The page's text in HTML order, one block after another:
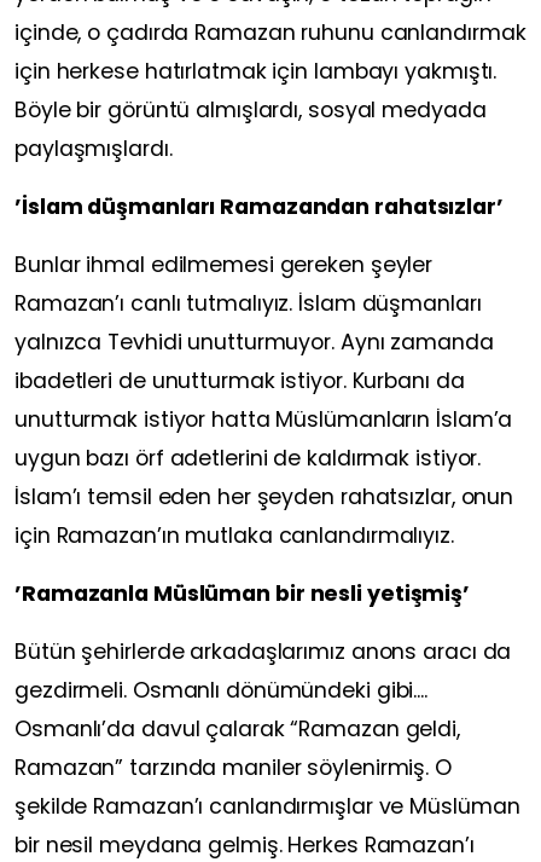
içinde, o çadırda Ramazan ruhunu canlandırmak
için herkese hatırlatmak için lambayı yakmıştı.
Böyle bir görüntü almışlardı, sosyal medyada
paylaşmışlardı.
’İslam düşmanları Ramazandan rahatsızlar’
Bunlar ihmal edilmemesi gereken şeyler
Ramazan’ı canlı tutmalıyız. İslam düşmanları
yalnızca Tevhidi unutturmuyor. Aynı zamanda
ibadetleri de unutturmak istiyor. Kurbanı da
unutturmak istiyor hatta Müslümanların İslam’a
uygun bazı örf adetlerini de kaldırmak istiyor.
İslam’ı temsil eden her şeyden rahatsızlar, onun
için Ramazan’ın mutlaka canlandırmalıyız.
’Ramazanla Müslüman bir nesli yetişmiş’
Bütün şehirlerde arkadaşlarımız anons aracı da
gezdirmeli. Osmanlı dönümündeki gibi....
Osmanlı’da davul çalarak “Ramazan geldi,
Ramazan” tarzında maniler söylenirmiş. O
şekilde Ramazan’ı canlandırmışlar ve Müslüman
bir nesil meydana gelmiş. Herkes Ramazan’ı